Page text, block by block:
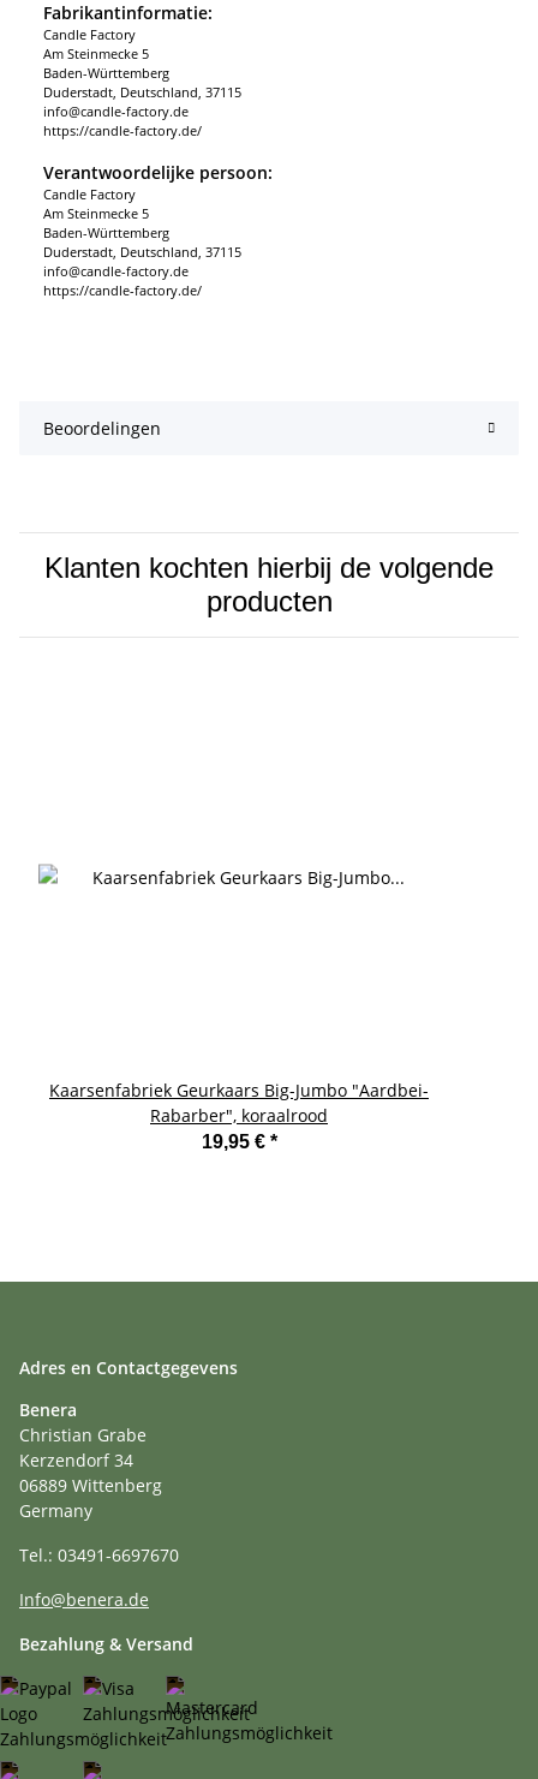
Fabrikantinformatie:
Candle Factory
Am Steinmecke 5
Baden-Württemberg
Duderstadt, Deutschland, 37115
info@candle-factory.de
https://candle-factory.de/
Verantwoordelijke persoon:
Candle Factory
Am Steinmecke 5
Baden-Württemberg
Duderstadt, Deutschland, 37115
info@candle-factory.de
https://candle-factory.de/
Beoordelingen
Klanten kochten hierbij de volgende
producten
Kaarsenfabriek Geurkaars Big-Jumbo "Aardbei-
Rabarber", koraalrood
19,95 € *
Adres en Contactgegevens
Benera
Christian Grabe
Kerzendorf 34
06889 Wittenberg
Germany
Tel.: 03491-6697670
Info@benera.de
Bezahlung & Versand